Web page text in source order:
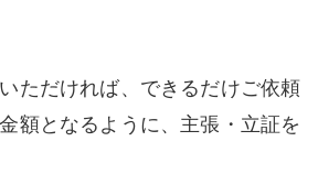
ただければ、できるだけご依頼
額となるように、主張・立証を